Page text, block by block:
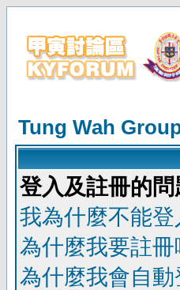
Tung Wah
登入及註冊的問
我為什麼不能登
為什麼我要註冊
為什麼我會自動